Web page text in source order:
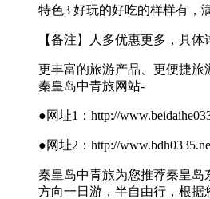
特色3 好玩的好吃的样样有，
【备注】人多优惠更多，具体
更丰富的旅游产品、更便捷旅
秦皇岛中青旅网站-
●网址1：http://
●网址2：http://
秦皇岛中青旅为您推荐秦皇岛
方向一日游，半自由行，根据